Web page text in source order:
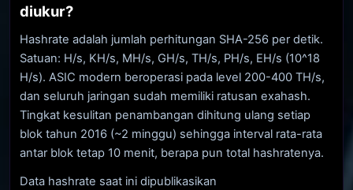
diukur?
Hashrate adalah jumlah perhitungan SHA-256 per detik.
Satuan: H/s, KH/s, MH/s, GH/s, TH/s, PH/s, EH/s (10^18
H/s). ASIC modern beroperasi pada level 200-400 TH/s,
dan seluruh jaringan sudah memiliki ratusan exahash.
Tingkat kesulitan penambangan dihitung ulang setiap
blok tahun 2016 (~2 minggu) sehingga interval rata-rata
antar blok tetap 10 menit, berapa pun total hashratenya.
Data hashrate saat ini dipublikasikan